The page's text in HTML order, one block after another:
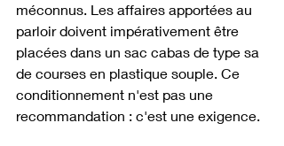
méconnus. Les affaires apportées au
parloir doivent impérativement être
placées dans un sac cabas de type sa
de courses en plastique souple. Ce
conditionnement n'est pas une
recommandation : c'est une exigence.